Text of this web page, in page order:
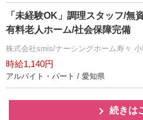
「未経験OK」調理スタッフ/無
有料老人ホーム/社会保障完備
株式会社smis/ナーシングホーム寿々
時給1,140円
アルバイト・パート / 愛知県
続きは